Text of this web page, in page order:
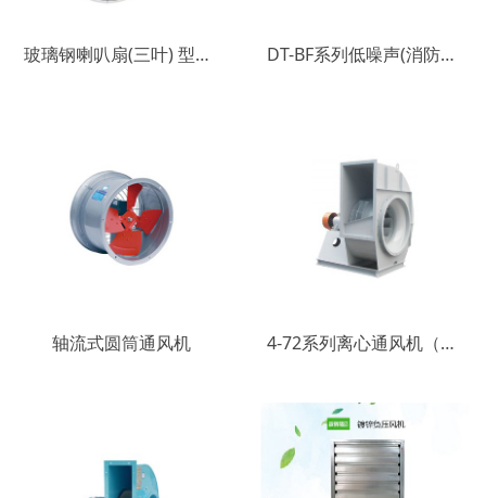
玻璃钢喇叭扇(三叶) 型号：AY-LB1 DT-BF系列低噪声(消防排烟)柜式离心通风机(后倾)
轴流式圆筒通风机 4-72系列离心通风机（C式）